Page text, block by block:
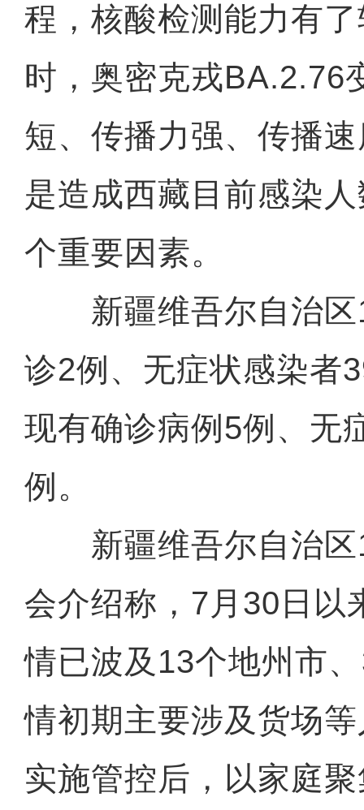
程，核酸检测能力有
时，奥密克戎BA.2.76
短、传播力强、传播
是造成西藏目前感染
个重要因素。
新疆维吾尔自治区
诊2例、无症状感染者
现有确诊病例5例、无
例。
新疆维吾尔自治区
会介绍称，7月30日以
情已波及13个地州市
情初期主要涉及货场
实施管控后，以家庭